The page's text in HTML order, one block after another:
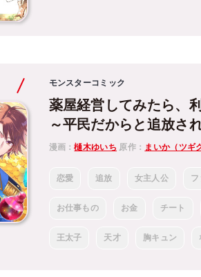
モンスターコミック
薬屋経営してみたら、
～平民だからと追放さ
漫画：樋木ゆいち 原作： まいか（ツギ
恋愛 追放 女主人公
お仕事もの お金 チート
王太子 天才 胸キュン